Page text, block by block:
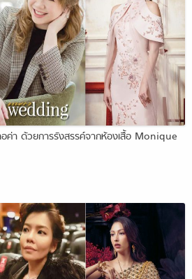
ค่า ด้วยการรังสรรค์จากห้องเสื้อ Monique